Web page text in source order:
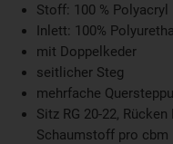
Stoff: 100 % Polyacryl
Inlett: 100%
mit Doppelkeder
seitlicher Steg
mehrfache
Sitz RG 20-22,
Schaumstoff pro cbm